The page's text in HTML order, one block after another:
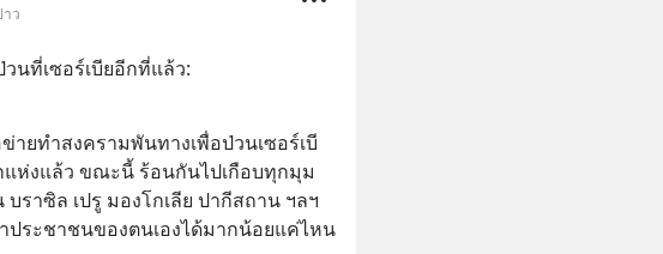
ว
นที่เซอร์เบียอีกที่แล้ว:
ายทำสงครามพันทางเพื่อป่วนเซอร์เบี
แห่งแล้ว ขณะนี้ ร้อนกันไปเกือบทุกมุม
ราซิล เปรู มองโกเลีย ปากีสถาน ฯลฯ
ระชาชนของตนเองได้มากน้อยแค่ไหน